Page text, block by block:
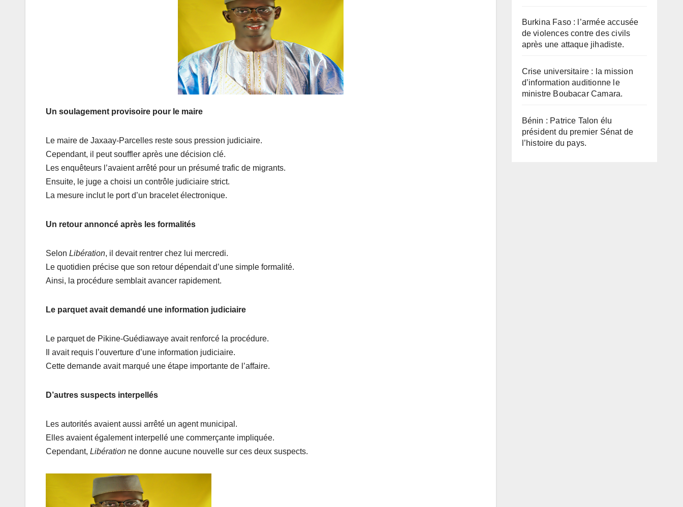
Un soulagement provisoire pour le maire
Le maire de Jaxaay-Parcelles reste sous pression judiciaire.
Cependant, il peut souffler après une décision clé.
Les enquêteurs l’avaient arrêté pour un présumé trafic de migrants.
Ensuite, le juge a choisi un contrôle judiciaire strict.
La mesure inclut le port d’un bracelet électronique.
Un retour annoncé après les formalités
Selon Libération, il devait rentrer chez lui mercredi.
Le quotidien précise que son retour dépendait d’une simple formalité.
Ainsi, la procédure semblait avancer rapidement.
Le parquet avait demandé une information judiciaire
Le parquet de Pikine-Guédiawaye avait renforcé la procédure.
Il avait requis l’ouverture d’une information judiciaire.
Cette demande avait marqué une étape importante de l’affaire.
D’autres suspects interpellés
Les autorités avaient aussi arrêté un agent municipal.
Elles avaient également interpellé une commerçante impliquée.
Cependant, Libération ne donne aucune nouvelle sur ces deux suspects.
Burkina Faso : l’armée accusée
de violences contre des civils
après une attaque jihadiste.
Crise universitaire : la mission
d’information auditionne le
ministre Boubacar Camara.
Bénin : Patrice Talon élu
président du premier Sénat de
l’histoire du pays.